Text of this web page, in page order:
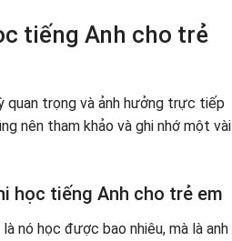
tiếng Anh cho trẻ
trọng và ảnh hưởng trực tiếp
nên tham khảo và ghi nhớ một vài
học tiếng Anh cho trẻ em
nó học được bao nhiêu, mà là anh